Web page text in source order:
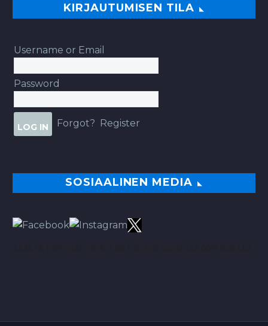
KIRJAUTUMISEN TILA
Username or Email
Password
Forgot? Register
SOSIAALINEN MEDIA